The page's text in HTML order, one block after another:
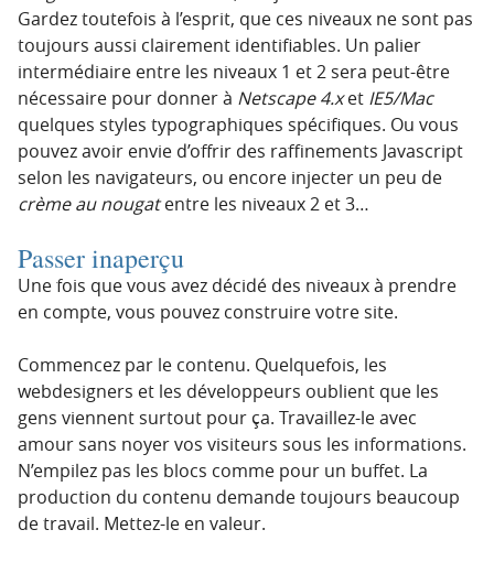
Gardez toutefois à l’esprit, que ces niveaux ne sont pas
toujours aussi clairement identifiables. Un palier
intermédiaire entre les niveaux 1 et 2 sera peut-être
nécessaire pour donner à Netscape 4.xet IE5/Mac
quelques styles typographiques spécifiques. Ou vous
pouvez avoir envie d’offrir des raffinements Javascript
selon les navigateurs, ou encore injecter un peu de
crème au nougatentre les niveaux 2 et 3…
Passer inaperçu
Une fois que vous avez décidé des niveaux à prendre
en compte, vous pouvez construire votre site.
Commencez par le contenu. Quelquefois, les
webdesigners et les développeurs oublient que les
gens viennent surtout pour ça. Travaillez-le avec
amour sans noyer vos visiteurs sous les informations.
N’empilez pas les blocs comme pour un buffet. La
production du contenu demande toujours beaucoup
de travail. Mettez-le en valeur.